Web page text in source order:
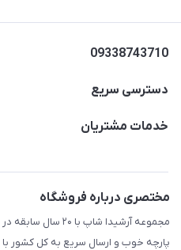
09338743710
دسترسی سریع
حساب کاربری
لیست محصولات
درباره ما
تماس با ما
خدمات مشتریان
مختصری درباره فروشگاه
مجموعه آرشیدا شاپ
پارچه خوب و ارسال سریع به کل کشور